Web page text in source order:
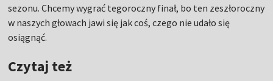
sezonu. Chcemy wygrać tegoroczny finał, bo ten zeszłoroczny
w naszych głowach jawi się jak coś, czego nie udało się
osiągnąć.
Czytaj też